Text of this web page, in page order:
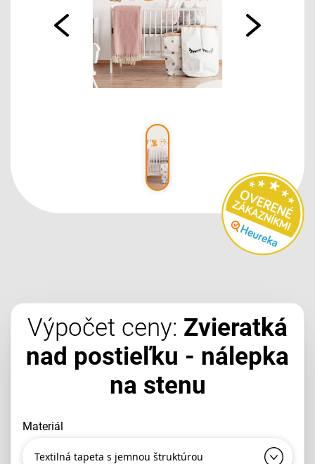
Výpočet ceny: Zvieratká
nad postieľku - nálepka
na stenu
materiál
Textilná tapeta s jemnou štruktúrou